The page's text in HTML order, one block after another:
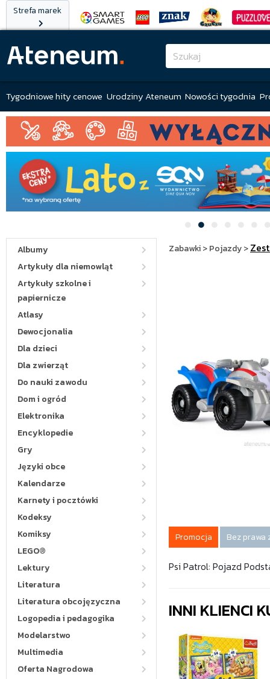
Strefa marek
Tygodniowe hity cenowe Urodziny Ateneum Nowości tygodnia
Albumy
Artykuły dla niemowląt
Artykuły szkolne i
papiernicze
Atlasy
Dewocjonalia
Dla dzieci
Dla zwierząt
Do nauki zawodu
Dom i ogród
Elektronika
Encyklopedie
Gry
Języki obce
Kalendarze
Karnety i pocztówki
Kodeksy
Komiksy
LEGO®
Lektury
Literatura
Literatura obcojęzyczna
Logopedia i pedagogika
Modelarstwo
Multimedia
Oferta Nagrodowa
Zabawki>Pojazdy>
Promocja Bez prawa
Psi Patrol: Pojazd
INNI KLIENCI